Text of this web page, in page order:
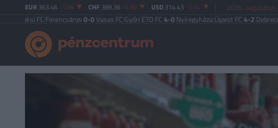
EUR 363.46 -1.96 CHF 389.36 -0.98 USD 314.43 -2.54 2026. augusztus
Ferencváros0-0Vasas FC|Győri ETO FC4-0Nyíregyháza|Újpest FC4-2Debreceni VSC|